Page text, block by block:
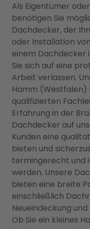
Als Eigentümer
benötigen Sie
Dachdecker, der
oder Installation
einem Dachdecker
Sie sich auf eine
Arbeit verlassen.
Hamm (Westfalen)
qualifizierten
Erfahrung in der
Dachdecker auf
Kunden eine
bieten und
termingerecht und
werden. Unsere
bieten eine breite
einschließlich
Neueindeckung
Ob Sie ein kleines